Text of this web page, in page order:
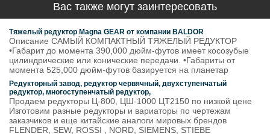
Вас также могут заинтересовать
Тяжелый редуктор Magna GEAR от компании BALDOR
Описание САМЫЙ КОМПАКТНЫЙ ТЯЖЕЛЫЙ РЕДУКТОР
•Габарит до момента 390,000 дюйм-футов имеет косозубые
цилиндрические или конические передачи. •Габариты от
момента 525,000 дюйм-футов базируется на планетар
Редукторный завод, редуктор червячный, двухступенчатый
редуктор, многоступенчатый редуктор,
Продаем редукторы Ц-800, ЦШ-1000 ЦТ2150 по низкой цене
Изготовим разные редукторы и вариаторы по чертежам
заказчиков и еще китайские аналоги мировых брендов
FLENDER, SEW, ROSSI , NORD, SIEMENS, STIEBE